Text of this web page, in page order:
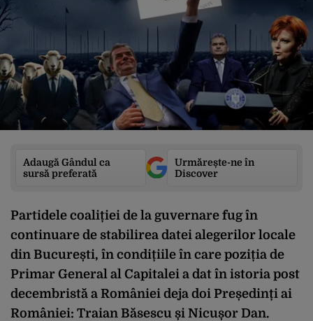
Adaugă Gândul ca
sursă preferată
Urmărește-ne în
Discover
Partidele coaliției de la guvernare fug în
continuare de stabilirea datei alegerilor locale
din București, în condițiile în care poziția de
Primar General al Capitalei a dat în istoria post
decembristă a României deja doi Președinți ai
României: Traian Băsescu și Nicușor Dan.